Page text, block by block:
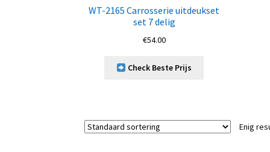
WT-2165 Carrosserie uitdeukset
set 7 delig
€54.00
Check Beste Prijs
Enig